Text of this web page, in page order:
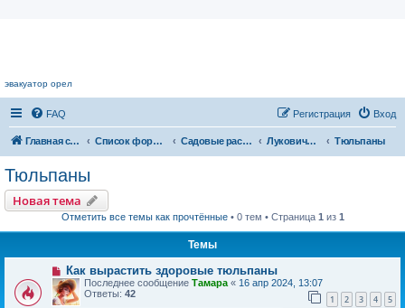
эвакуатор орел
FAQ Вход
Регистрация
Главная страница Список форумов Садовые растения Луковичные растения Тюльпаны
Тюльпаны
Новая тема
Отметить все темы как прочтённые• 0 тем • Страница 1 из 1
Темы
Как вырастить здоровые тюльпаны
Последнее сообщение Тамара « 16 апр 2024, 13:07
Ответы: 42 1 2 3 4 5